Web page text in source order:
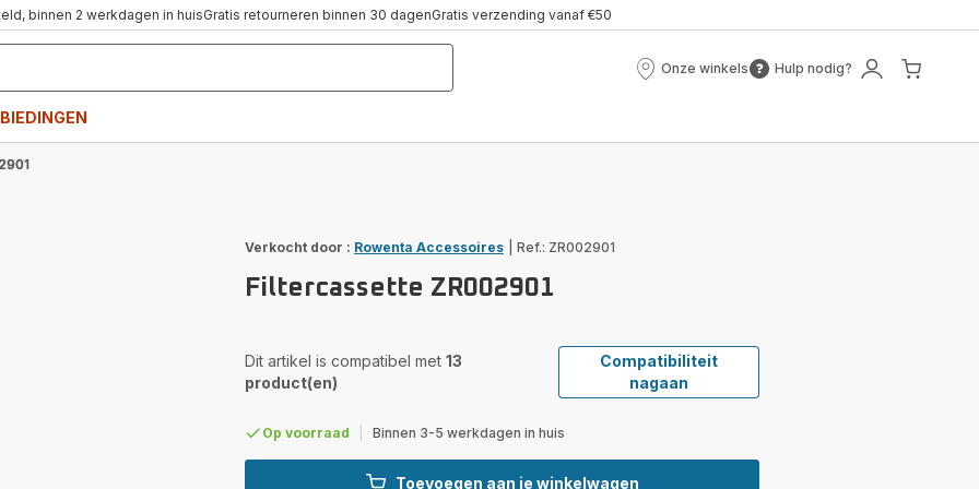
binnen 2 werkdagen in huisGratis retourneren binnen 30 dagenGratis verzending vanaf €50
Onze winkels
Onze
Hulp nodig?
Hulp
Mijn
Verkocht door : Rowenta Accessoires Ref.: ZR002901
Filtercassette ZR002901
Dit artikel is compatibel met 13
product(en)
Compatibiliteit
nagaan
Op voorraad Binnen 3-5 werkdagen in huis
Toevoegen aan je winkelwagen